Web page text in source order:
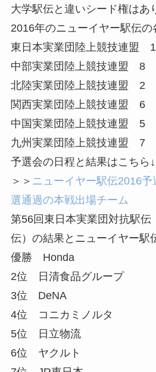
大学駅伝と違いシード権はあ
2016年のニューイヤー駅伝
東日本実業団陸上競技連盟
中部実業団陸上競技連盟 8
北陸実業団陸上競技連盟 2
関西実業団陸上競技連盟 6
中国実業団陸上競技連盟 5
九州実業団陸上競技連盟 7
予選会の日程と結果はこちら↓
＞＞ ニューイヤー駅伝2016
選通過の本戦出場チーム
第56回東日本実業団対抗駅伝
伝）の結果とニューイヤー駅
優勝 Honda
2位 日清食品グループ
3位 DeNA
4位 コニカミノルタ
5位 日立物流
6位 ヤクルト